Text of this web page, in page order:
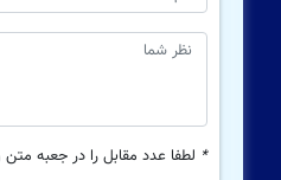
* لطفا عدد مقابل را در جعبه متن